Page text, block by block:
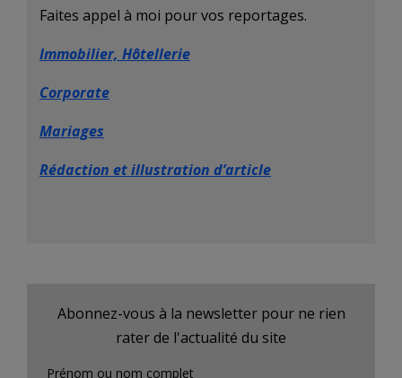
Faites appel à moi pour vos reportages.
Immobilier, Hôtellerie
Corporate
Mariages
Rédaction et illustration d’article
Abonnez-vous à la newsletter pour ne rien
rater de l'actualité du site
Prénom ou nom complet